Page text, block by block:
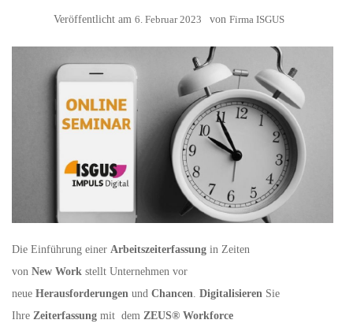
Veröffentlicht am 6. Februar 2023 von Firma ISGUS
Die Einführung einer Arbeitszeiterfassung in Zeiten
von New Work stellt Unternehmen vor
neue Herausforderungen und Chancen. Digitalisieren Sie
Ihre Zeiterfassung mit dem ZEUS® Workforce